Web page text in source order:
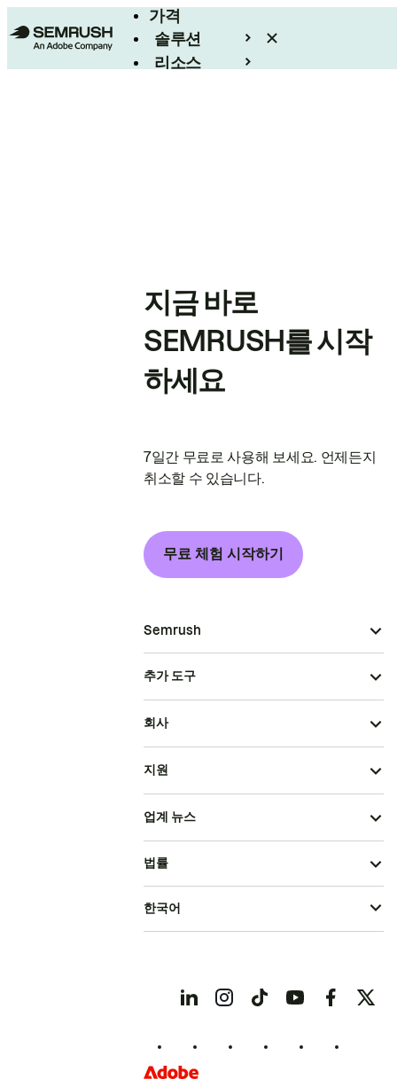
가격
솔루션
리소스
지금 바로
SEMRUSH를 시작
하세요
7일간 무료로 사용해 보세요. 언제든지
취소할 수 있습니다.
무료 체험 시작하기
Semrush
추가 도구
회사
지원
업계 뉴스
법률
한국어